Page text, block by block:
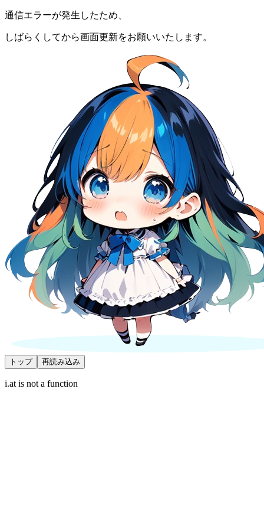
通信エラーが発生したため、
しばらくしてから画面更新をお願いいたします。
トップ 再読み込み
i.at is not a function